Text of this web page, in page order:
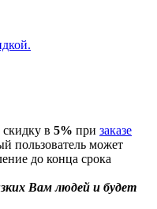
в 5% при заказе
пользователь может
до конца срока
Вам людей и будет